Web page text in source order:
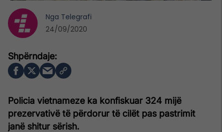
Policia vietnameze ka konfiskuar 324 mijë
prezervativë të përdorur të cilët pas pastrimit
janë shitur sërish.
Nga Telegrafi
24/09/2020